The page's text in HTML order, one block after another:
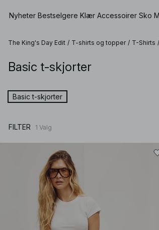
Nyheter Bestselgere Klær Accessoirer Sko
Vis alle
Topper
Skjorter & Bluser
Kåper & Jakker
Kommer
Se alle
Smykker
Belter
Sjal & Skjerf
Hatter & Skyggeluer
Håraccessoirer
Se alle
Høyhælte sko
Boots
The King's Day Edit / T-shirts og topper / T-Shirts /
Basic t-skjorter
Basic t-skjorter
FILTER 1 Valg